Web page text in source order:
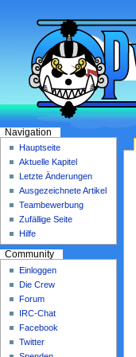
Navigation
Hauptseite
Aktuelle Kapitel
Letzte Änderungen
Ausgezeichnete Artikel
Teambewerbung
Zufällige Seite
Hilfe
Community
Einloggen
Die Crew
Forum
IRC-Chat
Facebook
Twitter